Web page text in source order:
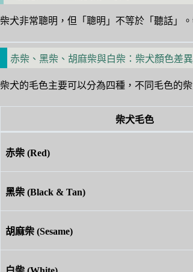
柴犬非常聰明，但「聰明」不等於「聽話」
赤柴、黑柴、胡麻柴與白柴：柴犬顏色差
柴犬的毛色主要可以分為四種，不同毛色的
柴犬毛色
赤柴 (Red)
黑柴 (Black & Tan)
胡麻柴 (Sesame)